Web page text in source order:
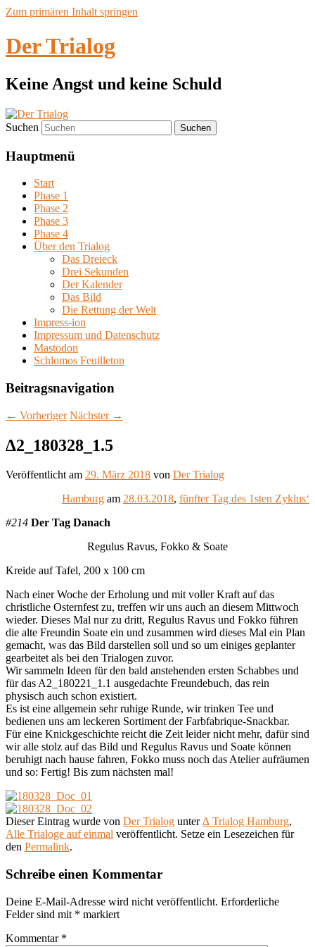
Zum primären Inhalt springen
Der Trialog
Keine Angst und keine Schuld
Suchen
Hauptmenü
Start
Phase 1
Phase 2
Phase 3
Phase 4
Über den Trialog
Das Dreieck
Drei Sekunden
Der Kalender
Das Bild
Die Rettung der Welt
Impress-ion
Impressum und Datenschutz
Mastodon
Schlomos Feuilleton
Beitragsnavigation
← Vorheriger Nächster →
∆2_180328_1.5
Veröffentlicht am 29. März 2018 von Der Trialog
Hamburg am 28.03.2018, fünfter Tag des 1sten Zyklus‘
#214 Der Tag Danach
Regulus Ravus, Fokko & Soate
Kreide auf Tafel, 200 x 100 cm
Nach einer Woche der Erholung und mit voller Kraft auf das
christliche Osternfest zu, treffen wir uns auch an diesem Mittwoch
wieder. Dieses Mal nur zu dritt, Regulus Ravus und Fokko führen
die alte Freundin Soate ein und zusammen wird dieses Mal ein Plan
gemacht, was das Bild darstellen soll und so um einiges geplanter
gearbeitet als bei den Trialogen zuvor.
Wir sammeln Ideen für den bald anstehenden ersten Schabbes und
für das A2_180221_1.1 ausgedachte Freundebuch, das rein
physisch auch schon existiert.
Es ist eine allgemein sehr ruhige Runde, wir trinken Tee und
bedienen uns am leckeren Sortiment der Farbfabrique-Snackbar.
Für eine Knickgeschichte reicht die Zeit leider nicht mehr, dafür sind
wir alle stolz auf das Bild und Regulus Ravus und Soate können
beruhigt nach hause fahren, Fokko muss noch das Atelier aufräumen
und so: Fertig! Bis zum nächsten mal!
Dieser Eintrag wurde von Der Trialog unter∆ Trialog Hamburg,
Alle Trialoge auf einmal veröffentlicht. Setze ein Lesezeichen für
den Permalink.
Schreibe einen Kommentar
Deine E-Mail-Adresse wird nicht veröffentlicht. Erforderliche
Felder sind mit * markiert
Kommentar *